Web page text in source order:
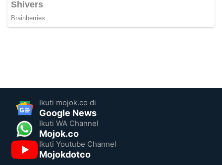
Ikuti mojok.co di
Google News
Ikuti WA Channel
Mojok.co
Ikuti Youtube Channel
Mojokdotco